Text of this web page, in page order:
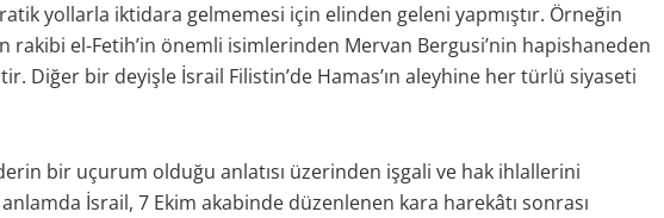
yollarla iktidara gelmemesi için elinden geleni yapmıştır. Örneğin
rakibi el-Fetih’in önemli isimlerinden Mervan Bergusi’nin hapishaneden
Diğer bir deyişle İsrail Filistin’de Hamas’ın aleyhine her türlü siyaseti
bir uçurum olduğu anlatısı üzerinden işgali ve hak ihlallerini
İsrail, 7 Ekim akabinde düzenlenen kara harekâtı sonrası